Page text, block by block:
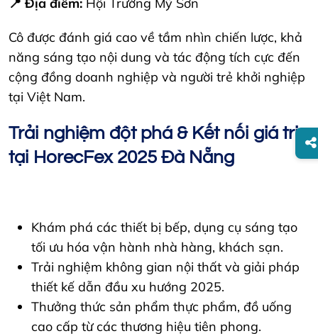
Cô được đánh giá cao về tầm nhìn chiến lược, khả
năng sáng tạo nội dung và tác động tích cực đến
cộng đồng doanh nghiệp và người trẻ khởi nghiệp
tại Việt Nam.
Trải nghiệm đột phá & Kết nối giá trị
tại HorecFex 2025 Đà Nẵng
Khám phá các thiết bị bếp, dụng cụ sáng tạo
tối ưu hóa vận hành nhà hàng, khách sạn.
Trải nghiệm không gian nội thất và giải pháp
thiết kế dẫn đầu xu hướng 2025.
Thưởng thức sản phẩm thực phẩm, đồ uống
cao cấp từ các thương hiệu tiên phong.